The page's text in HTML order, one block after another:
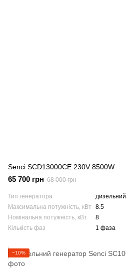
Senci SCD13000CE 230V 8500W
65 700 грн 68 000 грн
Тип генератора
дизельний
Максимальна потужність, кВт
8.5
Номінальна потужність, кВт
8
Кількість фаз
1 фаза
−10%